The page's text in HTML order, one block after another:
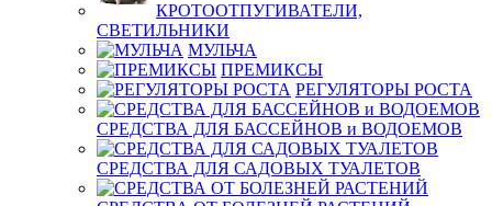
КРОТООТПУГИВАТЕЛИ,
СВЕТИЛЬНИКИ
МУЛЬЧА
ПРЕМИКСЫ
РЕГУЛЯТОРЫ РОСТА
СРЕДСТВА ДЛЯ БАССЕЙНОВ и ВОДОЕМОВ
СРЕДСТВА ДЛЯ САДОВЫХ ТУАЛЕТОВ